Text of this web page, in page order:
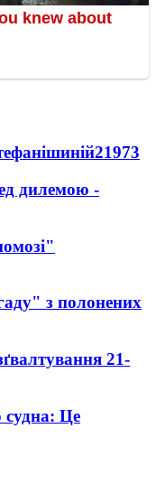
21973
дилемою -
з полонених
21-
судна: Це